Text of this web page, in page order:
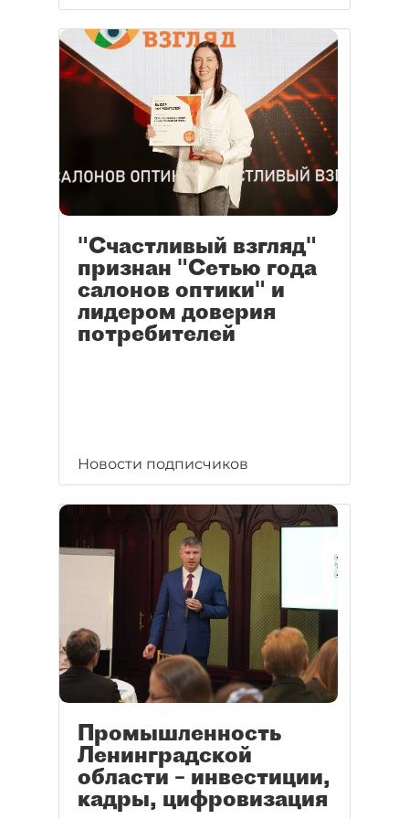
"Счастливый взгляд"
признан "Сетью года
салонов оптики" и
лидером доверия
потребителей
Новости подписчиков
Промышленность
Ленинградской
области – инвестиции,
кадры, цифровизация